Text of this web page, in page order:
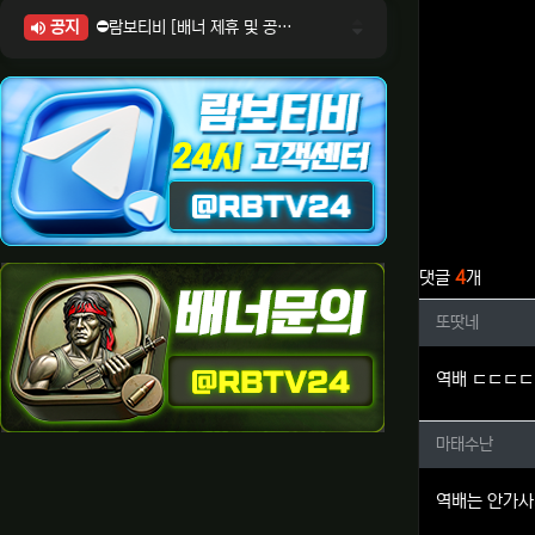
댓글 4개
또땃네
또땃네
역배 ㄷㄷㄷㄷ
마태수
마태수난
역배는 안가
공지
⛔람보티비 [배너 제휴 및 공식 입점 문의 안내]
⛔람보티비 [정회원 등급UP! 안내사항]
⛔람보티비 [채팅방 이용시 주의사항]
⛔람보티비 [공식보증업체 안내]